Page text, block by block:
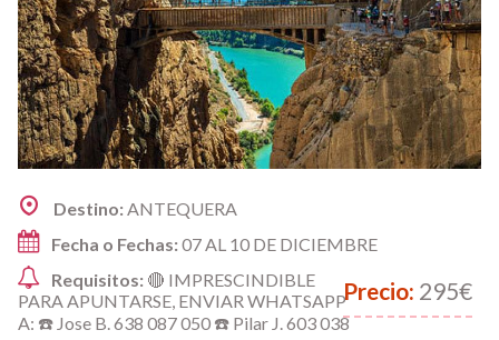
Destino:ANTEQUERA
Fecha o Fechas:07 AL 10 DE DICIEMBRE
Precio: 295€
Requisitos: 🔴 IMPRESCINDIBLE
PARA APUNTARSE, ENVIAR WHATSAPP
A: ☎️ Jose B. 638 087 050 ☎️ Pilar J. 603 038